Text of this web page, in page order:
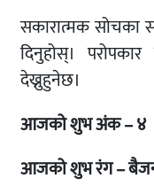
सकारात्मक सोचका
दिनुहोस्।
देख्नुहुनेछ।
आजको शुभ अंक – ४
आजको शुभ रंग –